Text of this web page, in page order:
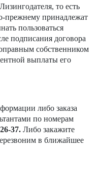
то есть
прежнему принадлежат
пользоваться
подписания договора
собственником
выплаты его
либо заказа
по номерам
37. Либо закажите
в ближайшее